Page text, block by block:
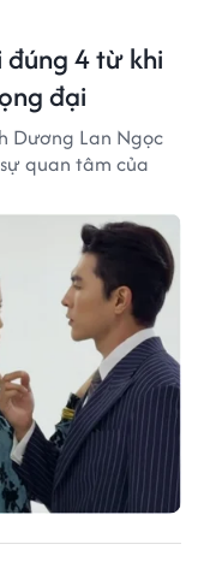
đúng 4 từ khi
đại
Dương Lan Ngọc
quan tâm của